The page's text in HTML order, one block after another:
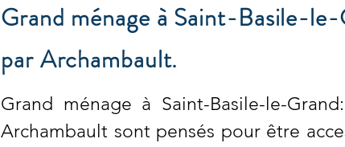
Grand ménage à Saint-Basile-
par Archambault.
Grand ménage à Saint-Basile-le-
Archambault sont pensés pour être